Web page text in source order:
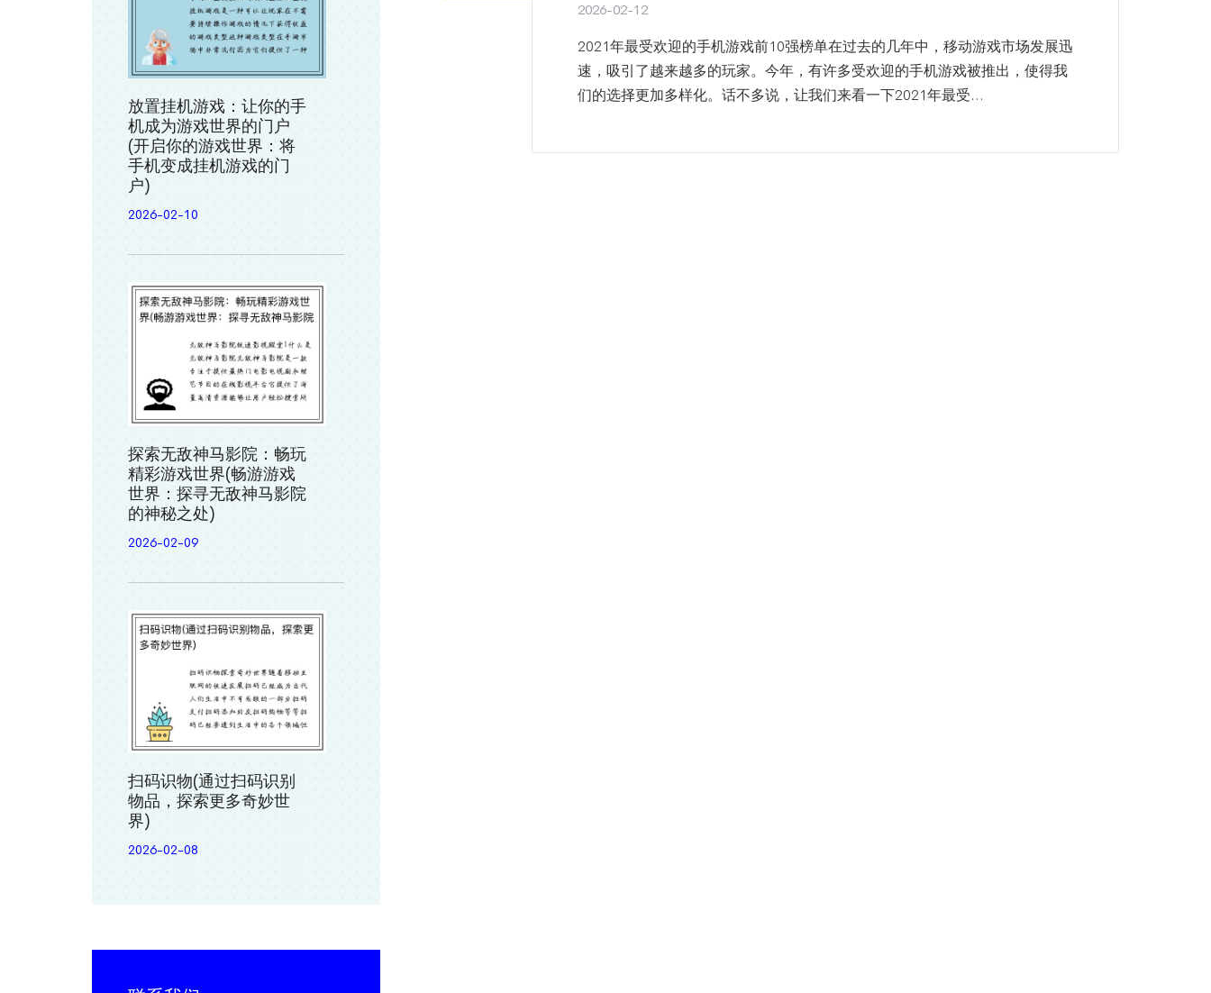
2026-02-12
2021年最受欢迎的手机游戏前10强榜单在过去的几年中，移动游戏市场发展迅
速，吸引了越来越多的玩家。今年，有许多受欢迎的手机游戏被推出，使得我
们的选择更加多样化。话不多说，让我们来看一下2021年最受...
放置挂机游戏：让你的手
机成为游戏世界的门户
(开启你的游戏世界：将
手机变成挂机游戏的门
户)
2026-02-10
探索无敌神马影院：畅玩
精彩游戏世界(畅游游戏
世界：探寻无敌神马影院
的神秘之处)
2026-02-09
扫码识物(通过扫码识别
物品，探索更多奇妙世
界)
2026-02-08